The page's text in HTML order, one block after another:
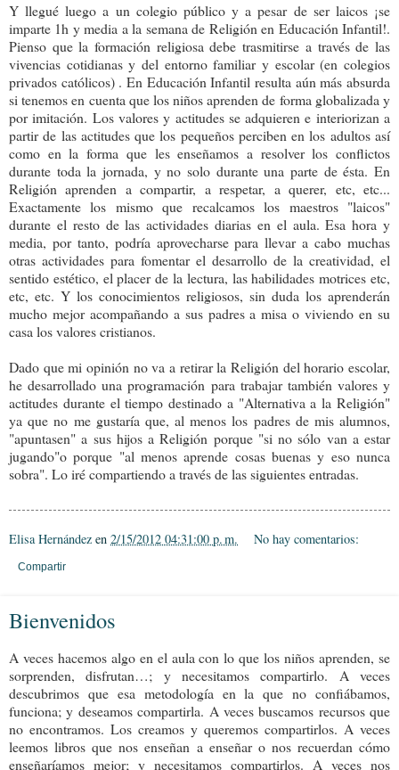
Y llegué luego a un colegio público y a pesar de ser laicos ¡se
imparte 1h y media a la semana de Religión en Educación Infantil!.
Pienso que la formación religiosa debe trasmitirse a través de las
vivencias cotidianas y del entorno familiar y escolar (en colegios
privados católicos) . En Educación Infantil resulta aún más absurda
si tenemos en cuenta que los niños aprenden de forma globalizada y
por imitación. Los valores y actitudes se adquieren e interiorizan a
partir de las actitudes que los pequeños perciben en los adultos así
como en la forma que les enseñamos a resolver los conflictos
durante toda la jornada, y no solo durante una parte de ésta. En
Religión aprenden a compartir, a respetar, a querer, etc, etc...
Exactamente los mismo que recalcamos los maestros "laicos"
durante el resto de las actividades diarias en el aula. Esa hora y
media, por tanto, podría aprovecharse para llevar a cabo muchas
otras actividades para fomentar el desarrollo de la creatividad, el
sentido estético, el placer de la lectura, las habilidades motrices etc,
etc, etc. Y los conocimientos religiosos, sin duda los aprenderán
mucho mejor acompañando a sus padres a misa o viviendo en su
casa los valores cristianos.
Dado que mi opinión no va a retirar la Religión del horario escolar,
he desarrollado una programación para trabajar también valores y
actitudes durante el tiempo destinado a "Alternativa a la Religión"
ya que no me gustaría que, al menos los padres de mis alumnos,
"apuntasen" a sus hijos a Religión porque "si no sólo van a estar
jugando"o porque "al menos aprende cosas buenas y eso nunca
sobra". Lo iré compartiendo a través de las siguientes entradas.
Elisa Hernández en 2/15/2012 04:31:00 p. m. No hay comentarios:
Compartir
Bienvenidos
A veces hacemos algo en el aula con lo que los niños aprenden, se
sorprenden, disfrutan…; y necesitamos compartirlo. A veces
descubrimos que esa metodología en la que no confiábamos,
funciona; y deseamos compartirla. A veces buscamos recursos que
no encontramos. Los creamos y queremos compartirlos. A veces
leemos libros que nos enseñan a enseñar o nos recuerdan cómo
enseñaríamos mejor; y necesitamos compartirlos. A veces nos